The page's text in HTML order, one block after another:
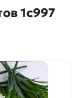
1с997